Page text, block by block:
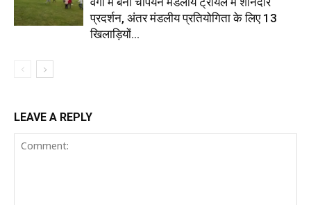
प्रदर्शन, अंतर मंडलीय प्रतियोगिता के लिए 13
खिलाड़ियों...
LEAVE A REPLY